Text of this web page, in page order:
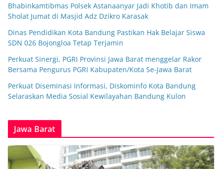
Bhabinkamtibmas Polsek Astanaanyar Jadi Khotib dan Imam
Sholat Jumat di Masjid Adz Dzikro Karasak
Dinas Pendidikan Kota Bandung Pastikan Hak Belajar Siswa
SDN 026 Bojongloa Tetap Terjamin
Perkuat Sinergi, PGRI Provinsi Jawa Barat menggelar Rakor
Bersama Pengurus PGRI Kabupaten/Kota Se-Jawa Barat
Perkuat Diseminasi Informasi, Diskominfo Kota Bandung
Selaraskan Media Sosial Kewilayahan Bandung Kulon
Jawa Barat